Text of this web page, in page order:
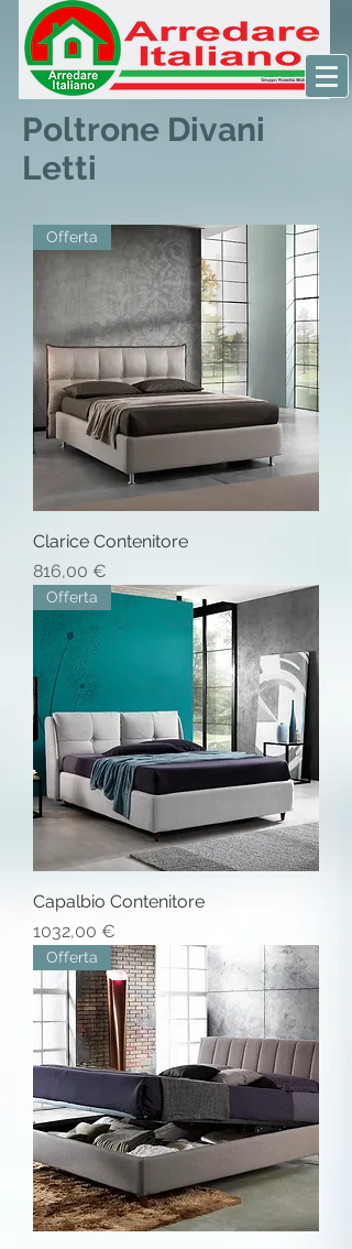
Poltrone Divani
Letti
Offerta
Clarice Contenitore
Prezzo
816,00 €
Offerta
Capalbio Contenitore
Prezzo
1032,00 €
Offerta